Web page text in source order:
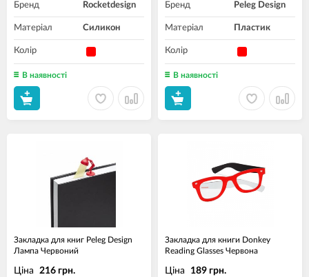
Бренд Rocketdesign
Матеріал Силикон
Колір
В наявності
Бренд Peleg Design
Матеріал Пластик
Колір
В наявності
Закладка для книг Peleg Design
Лампа Червоний
Ціна 216 грн.
Закладка для книги Donkey
Reading Glasses Червона
Ціна 189 грн.